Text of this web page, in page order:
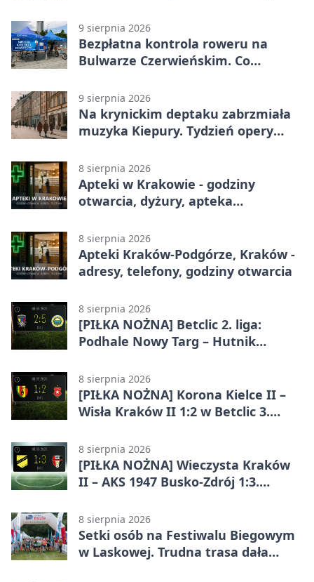
9 sierpnia 2026
Bezpłatna kontrola roweru na
Bulwarze Czerwieńskim. Co
9 sierpnia 2026
Na krynickim deptaku zabrzmiała
muzyka Kiepury. Tydzień opery
8 sierpnia 2026
Apteki w Krakowie - godziny
otwarcia, dyżury, apteka
8 sierpnia 2026
Apteki Kraków-Podgórze, Kraków -
adresy, telefony, godziny otwarcia
8 sierpnia 2026
[PIŁKA NOŻNA] Betclic 2. liga:
Podhale Nowy Targ – Hutnik
efektownym zwycięstwem
8 sierpnia 2026
[PIŁKA NOŻNA] Korona Kielce II –
Wisła Kraków II 1:2 w Betclic 3.
odwróciła losy meczu
8 sierpnia 2026
[PIŁKA NOŻNA] Wieczysta Kraków
II – AKS 1947 Busko-Zdrój 1:3.
Liga Grupa 4 (Grupa IV)
8 sierpnia 2026
Setki osób na Festiwalu Biegowym
w Laskowej. Trudna trasa dała